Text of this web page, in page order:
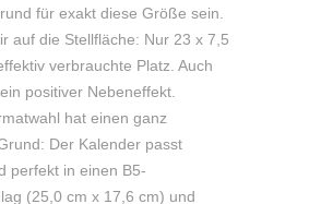
für exakt diese Größe sein.
auf die Stellfläche: Nur 23 x 7,5
verbrauchte Platz. Auch
positiver Nebeneffekt.
hat einen ganz
Der Kalender passt
perfekt in einen B5-
(25,0 cm x 17,6 cm) und